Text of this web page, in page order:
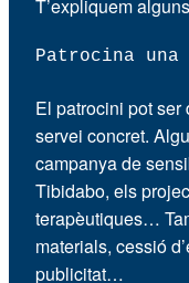
T’expliquem
Patrocina
El patrocini pot
servei concret.
campanya de
Tibidabo, els
terapèutiques…
materials, cessió
publicitat…